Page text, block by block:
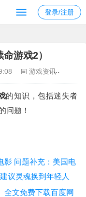
登录/注册
游戏2）
游戏资讯
的知识，包括迷失者
问题！
影 问题补充：美国电
议灵魂换到年轻人
全文免费下载百度网